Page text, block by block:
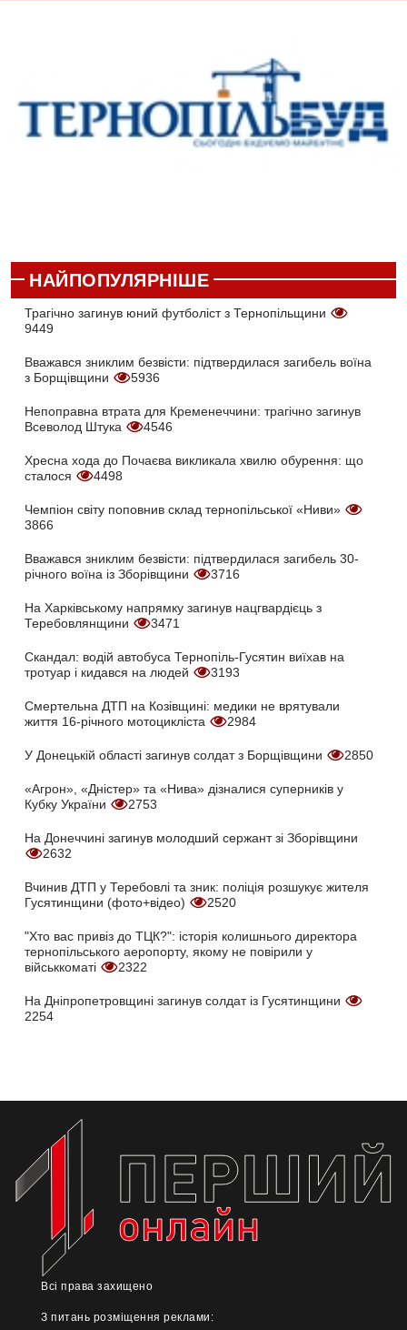
НАЙПОПУЛЯРНІШЕ
Трагічно загинув юний футболіст з Тернопільщини
9449
Вважався зниклим безвісти: підтвердилася загибель воїна
з Борщівщини
5936
Непоправна втрата для Кременеччини: трагічно загинув
Всеволод Штука
4546
Хресна хода до Почаєва викликала хвилю обурення: що
сталося
4498
Чемпіон світу поповнив склад тернопільської «Ниви»
3866
Вважався зниклим безвісти: підтвердилася загибель 30-
річного воїна із Зборівщини
3716
На Харківському напрямку загинув нацгвардієць з
Теребовлянщини
3471
Скандал: водій автобуса Тернопіль-Гусятин виїхав на
тротуар і кидався на людей
3193
Смертельна ДТП на Козівщині: медики не врятували
життя 16-річного мотоцикліста
2984
У Донецькій області загинув солдат з Борщівщини 2850
«Агрон», «Дністер» та «Нива» дізналися суперників у
Кубку України
2753
На Донеччині загинув молодший сержант зі Зборівщини
2632
Вчинив ДТП у Теребовлі та зник: поліція розшукує жителя
Гусятинщини (фото+відео)
2520
"Хто вас привіз до ТЦК?": історія колишнього директора
тернопільського аеропорту, якому не повірили у
військкоматі
2322
На Дніпропетровщині загинув солдат із Гусятинщини
2254
Всі права захищено
З питань розміщення реклами: